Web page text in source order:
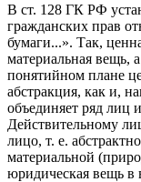
В ст. 128 ГК РФ
гражданских прав
бумаги...». Так,
материальная вещь,
понятийном плане
абстракция, как и,
объединяет ряд лиц
Действительному
лицо, т. е.
материальной
юридическая вещь в